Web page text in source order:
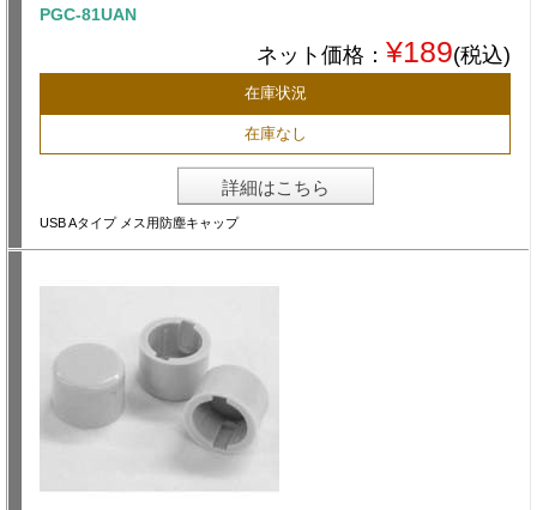
PGC-81UAN
ネット価格： ¥189(税込)
在庫状況
在庫なし
詳細はこちら
USB Aタイプ メス用防塵キャップ